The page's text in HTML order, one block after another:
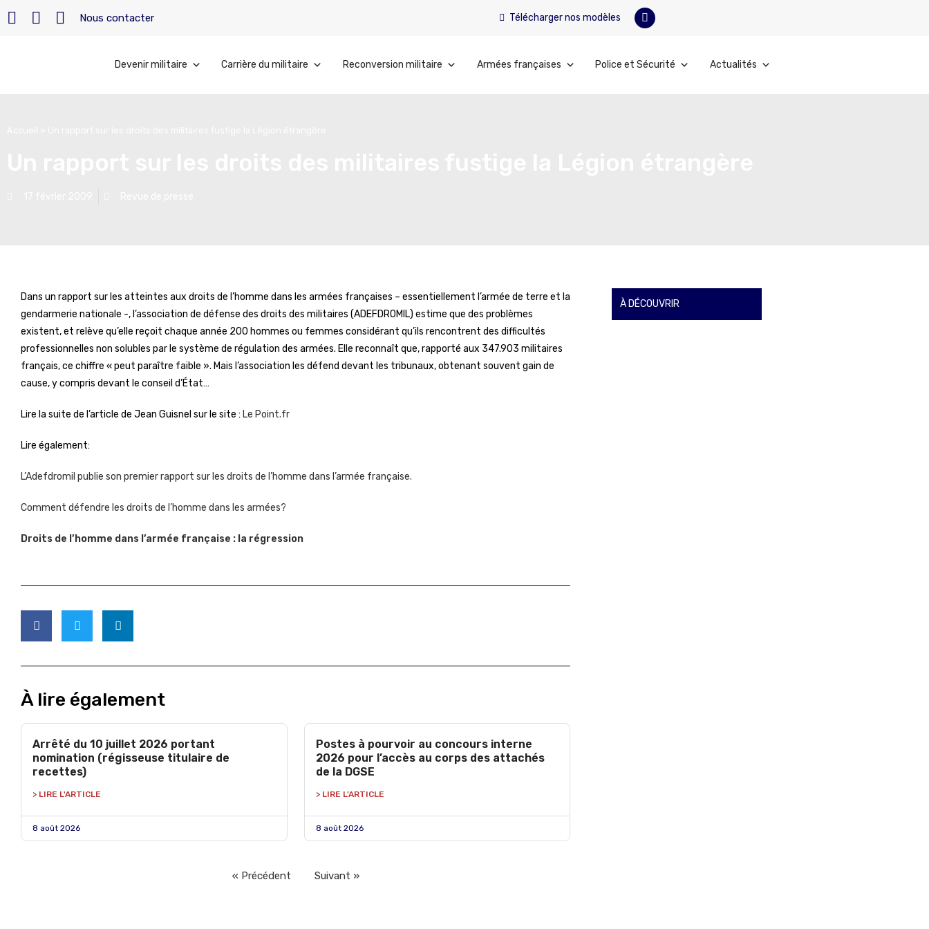
Nous contacter Télécharger nos modèles
Devenir militaire Carrière du militaire Reconversion militaire Armées françaises Police et Sécurité Actualités
Dans un rapport sur les atteintes aux droits de l’homme dans les armées françaises – essentiellement l’armée de terre et la
gendarmerie nationale -, l’association de défense des droits des militaires (ADEFDROMIL) estime que des problèmes
existent, et relève qu’elle reçoit chaque année 200 hommes ou femmes considérant qu’ils rencontrent des difficultés
professionnelles non solubles par le système de régulation des armées. Elle reconnaît que, rapporté aux 347.903 militaires
français, ce chiffre « peut paraître faible ». Mais l’association les défend devant les tribunaux, obtenant souvent gain de
cause, y compris devant le conseil d’État…
Lire la suite de l’article de Jean Guisnel sur le site : Le Point.fr
Lire également:
L’Adefdromil publie son premier rapport sur les droits de l’homme dans l’armée française.
Comment défendre les droits de l’homme dans les armées?
Droits de l’homme dans l’armée française : la régression
À lire également
Arrêté du 10 juillet 2026 portant
nomination (régisseuse titulaire de
recettes)
> LIRE L'ARTICLE
8 août 2026
Postes à pourvoir au concours interne
2026 pour l’accès au corps des attachés
de la DGSE
> LIRE L'ARTICLE
8 août 2026
« Précédent Suivant »
À DÉCOUVRIR